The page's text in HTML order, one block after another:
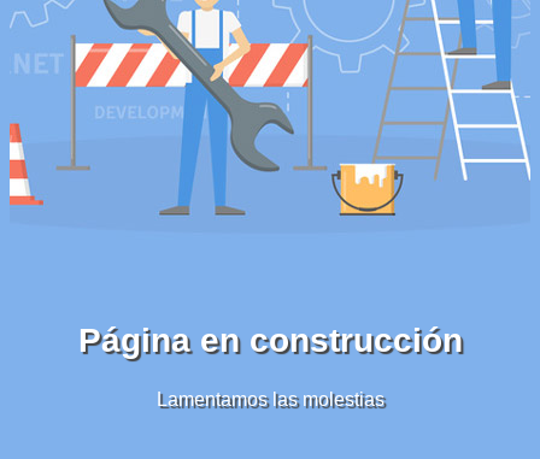
Página en construcción
Lamentamos las molestias